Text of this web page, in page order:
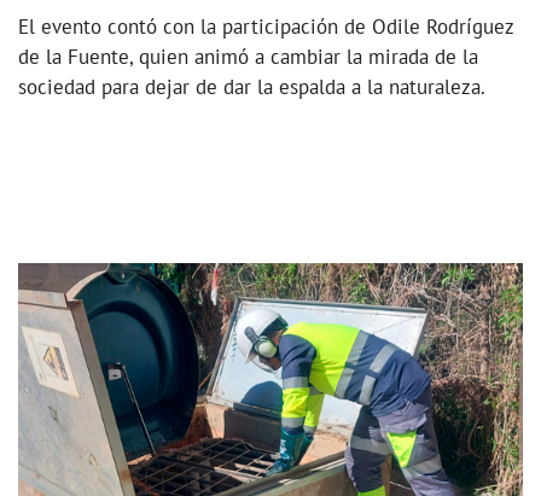
El evento contó con la participación de Odile Rodríguez
de la Fuente, quien animó a cambiar la mirada de la
sociedad para dejar de dar la espalda a la naturaleza.